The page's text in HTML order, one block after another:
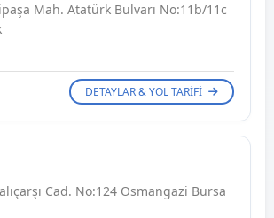
Mah. Atatürk Bulvarı No:11b/11c
DETAYLAR & YOL TARIFI
Cad. No:124 Osmangazi Bursa